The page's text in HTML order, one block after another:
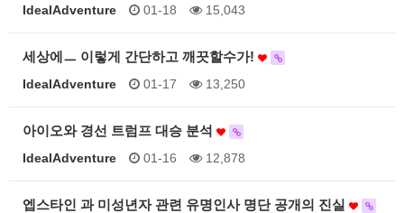
IdealAdventure 01-18 15,043
세상에ㅡ 이렇게 간단하고 깨끗할수가!
IdealAdventure 01-17 13,250
아이오와 경선 트럼프 대승 분석
IdealAdventure 01-16 12,878
엡스타인 과 미성년자 관련 유명인사 명단 공개의 진실